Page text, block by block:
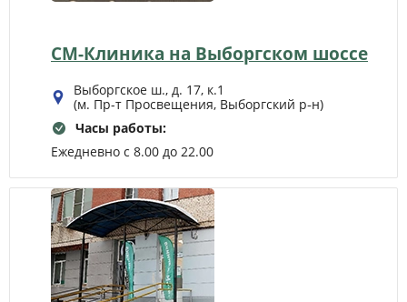
СМ-Клиника на Выборгском шоссе
Выборгское ш., д. 17, к.1
(м. Пр-т Просвещения, Выборгский р‑н)
Часы работы:
Ежедневно с 8.00 до 22.00